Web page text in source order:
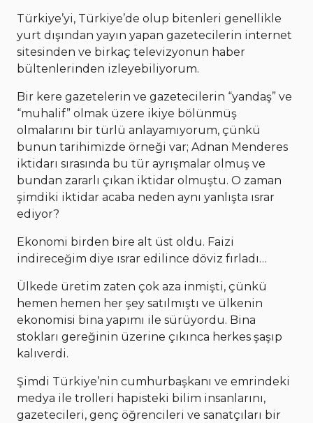
Türkiye’yi, Türkiye’de olup bitenleri genellikle
yurt dışından yayın yapan gazetecilerin internet
sitesinden ve birkaç televizyonun haber
bültenlerinden izleyebiliyorum.
Bir kere gazetelerin ve gazetecilerin “yandaş” ve
“muhalif” olmak üzere ikiye bölünmüş
olmalarını bir türlü anlayamıyorum, çünkü
bunun tarihimizde örneği var; Adnan Menderes
iktidarı sırasında bu tür ayrışmalar olmuş ve
bundan zararlı çıkan iktidar olmuştu. O zaman
şimdiki iktidar acaba neden aynı yanlışta ısrar
ediyor?
Ekonomi birden bire alt üst oldu. Faizi
indireceğim diye ısrar edilince döviz fırladı…
Ülkede üretim zaten çok aza inmişti, çünkü
hemen hemen her şey satılmıştı ve ülkenin
ekonomisi bina yapımı ile sürüyordu. Bina
stokları gereğinin üzerine çıkınca herkes şaşıp
kalıverdi.
Şimdi Türkiye’nin cumhurbaşkanı ve emrindeki
medya ile trolleri hapisteki bilim insanlarını,
gazetecileri, genç öğrencileri ve sanatçıları bir